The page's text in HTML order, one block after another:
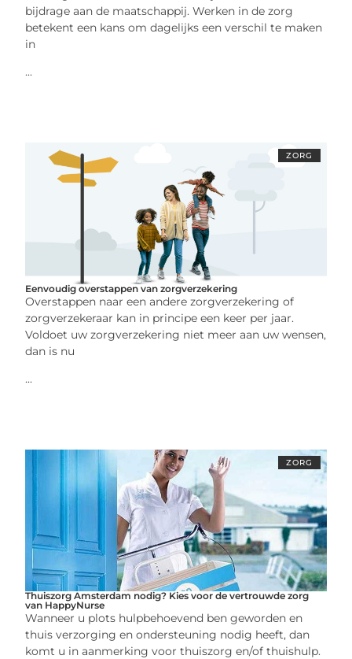
bijdrage aan de maatschappij. Werken in de zorg
betekent een kans om dagelijks een verschil te maken
in
...
ZORG
Eenvoudig overstappen van zorgverzekering
Overstappen naar een andere zorgverzekering of
zorgverzekeraar kan in principe een keer per jaar.
Voldoet uw zorgverzekering niet meer aan uw wensen,
dan is nu
...
ZORG
Thuiszorg Amsterdam nodig? Kies voor de vertrouwde zorg
van HappyNurse
Wanneer u plots hulpbehoevend ben geworden en
thuis verzorging en ondersteuning nodig heeft, dan
komt u in aanmerking voor thuiszorg en/of thuishulp.